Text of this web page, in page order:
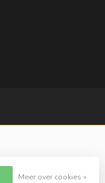
Meer over cookies »